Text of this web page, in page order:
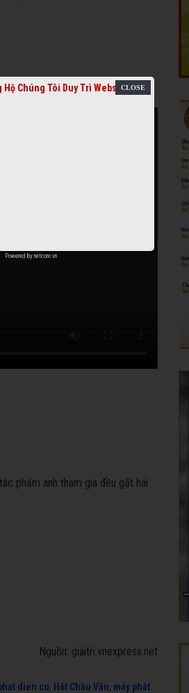
phẩm anh tham gia đều gặt hái
Nguồn: giaitri.vnexpress.net
dien cu, Hát Chầu Văn, máy phát
Hộ Chúng Tôi Duy Trì Website
Powered by netcore.vn